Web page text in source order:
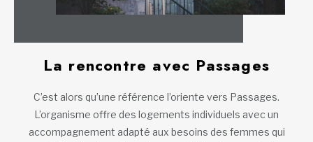
La rencontre avec Passages
C’est alors qu’une référence l’oriente vers Passages.
L’organisme offre des logements individuels avec un
accompagnement adapté aux besoins des femmes qui